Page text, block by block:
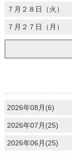
７月２８日（火）
７月２７日（月）
2026年08月(6)
2026年07月(25)
2026年06月(25)